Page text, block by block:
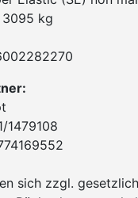
3095 kg
1479108
sich zzgl.